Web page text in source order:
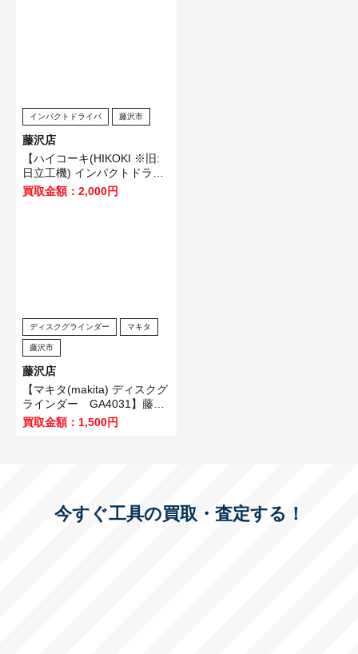
インパクトドライバ 藤沢市
藤沢店
【ハイコーキ(HIKOKI ※旧:
日立工機) インパクトドライ
バ WH12VE】横浜市のお客
様から買取させていただきま
買取金額：2,000円
ディスクグラインダー マキタ
藤沢市
藤沢店
【マキタ(makita) ディスクグ
ラインダー GA4031】藤沢
市のお客様から買取させてい
ただきました！
買取金額：1,500円
今すぐ工具の買取・査定する！